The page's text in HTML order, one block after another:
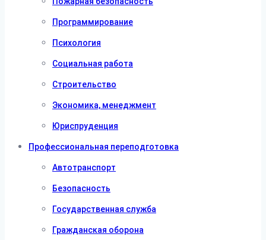
Программирование
Психология
Социальная работа
Строительство
Экономика, менеджмент
Юриспруденция
Профессиональная переподготовка
Автотранспорт
Безопасность
Государственная служба
Гражданская оборона